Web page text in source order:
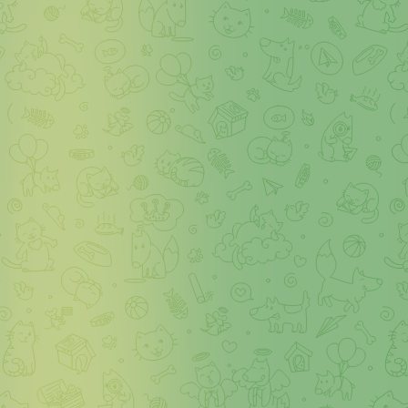
Kedden szavazzák meg az új köztársasági elnököt
🫣
Mi, földi halandók (szavazók), nem tudhatjuk a nevet, de
nyilván már eldőlt…